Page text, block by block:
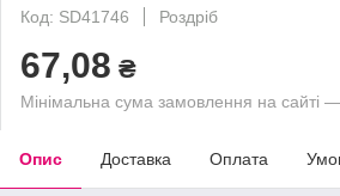
Код: SD41746
Роздріб
67,08 ₴
Мінімальна сума замовлення на сайті
Опис Доставка Оплата